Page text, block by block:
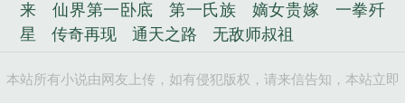
来
仙界第一卧底 第一氏族 嫡女贵嫁
一拳歼
星
传奇再现 通天之路 无敌师叔祖
本站所有小说由网友上传，如有侵犯版权，请来信告知，本站立即